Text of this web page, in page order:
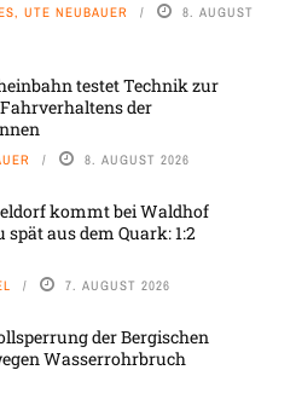
UTE NEUBAUER 8. AUGUST
testet Technik zur
der
8. AUGUST 2026
kommt bei Waldhof
aus dem Quark: 1:2
7. AUGUST 2026
der Bergischen
Wasserrohrbruch